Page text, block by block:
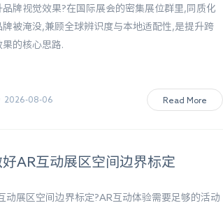
牌视觉效果?在国际展会的密集展位群里,同质化
牌被淹没,兼顾全球辨识度与本地适配性,是提升跨
的核心思路.
2026-08-06 Read More
AR互动展区空间边界标定
动展区空间边界标定?AR互动体验需要足够的活动